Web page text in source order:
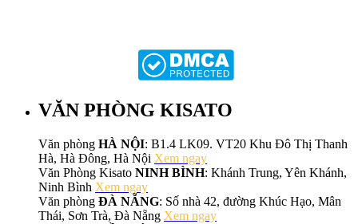
VĂN PHÒNG KISATO
Văn phòng HÀ NỘI: B1.4 LK09. VT20 Khu Đô Thị Thanh
Hà, Hà Đông, Hà Nội Xem ngay
Văn Phòng Kisato NINH BÌNH: Khánh Trung, Yên Khánh,
Ninh Bình Xem ngay
Văn phòng ĐÀ NẴNG: Số nhà 42, đường Khúc Hạo, Mân
Thái, Sơn Trà, Đà Nẵng Xem ngay